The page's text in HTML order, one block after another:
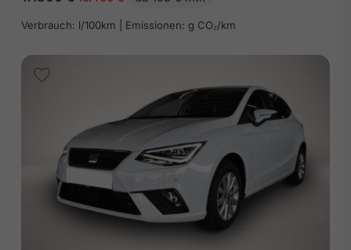
Verbrauch: l/100km | Emissionen: g CO₂/km